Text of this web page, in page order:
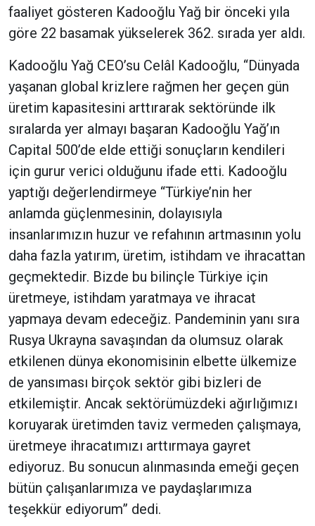
faaliyet gösteren Kadooğlu Yağ bir önceki yıla
göre 22 basamak yükselerek 362. sırada yer aldı.
Kadooğlu Yağ CEO’su Celâl Kadooğlu, “Dünyada
yaşanan global krizlere rağmen her geçen gün
üretim kapasitesini arttırarak sektöründe ilk
sıralarda yer almayı başaran Kadooğlu Yağ’ın
Capital 500’de elde ettiği sonuçların kendileri
için gurur verici olduğunu ifade etti. Kadooğlu
yaptığı değerlendirmeye “Türkiye’nin her
anlamda güçlenmesinin, dolayısıyla
insanlarımızın huzur ve refahının artmasının yolu
daha fazla yatırım, üretim, istihdam ve ihracattan
geçmektedir. Bizde bu bilinçle Türkiye için
üretmeye, istihdam yaratmaya ve ihracat
yapmaya devam edeceğiz. Pandeminin yanı sıra
Rusya Ukrayna savaşından da olumsuz olarak
etkilenen dünya ekonomisinin elbette ülkemize
de yansıması birçok sektör gibi bizleri de
etkilemiştir. Ancak sektörümüzdeki ağırlığımızı
koruyarak üretimden taviz vermeden çalışmaya,
üretmeye ihracatımızı arttırmaya gayret
ediyoruz. Bu sonucun alınmasında emeği geçen
bütün çalışanlarımıza ve paydaşlarımıza
teşekkür ediyorum” dedi.